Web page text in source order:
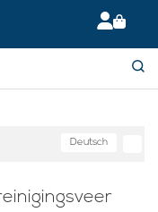
Deutsch